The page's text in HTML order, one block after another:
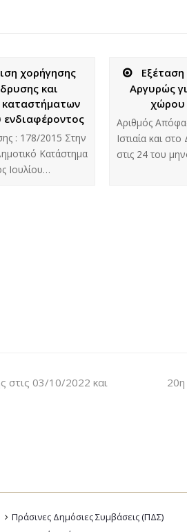
χορήγησης
και
καταστήματων
ενδιαφέροντος
: 178/2015 Στην
Κατάστημα
Ιουλίου…
Αργυρώς
χώρου
Aριθμός
Ιστιαία και
στις 24 του
στις 03/10/2022 και
Πράσινες Δημόσιες Συμβάσεις (ΠΔΣ)